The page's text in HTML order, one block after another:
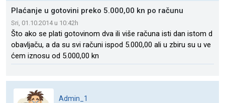
Plaćanje u gotovini preko 5.000,00 kn po računu
Sri, 01.10.2014 u 10:42h
Što ako se plati gotovinom dva ili više računa isti dan istom d
obavljaču, a da su svi računi ispod 5.000,00 ali u zbiru su u ve
ćem iznosu od 5.000,00 kn
Admin_1